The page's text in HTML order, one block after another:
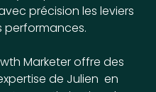
précision les leviers
performances.
Marketer offre des
de Julien en